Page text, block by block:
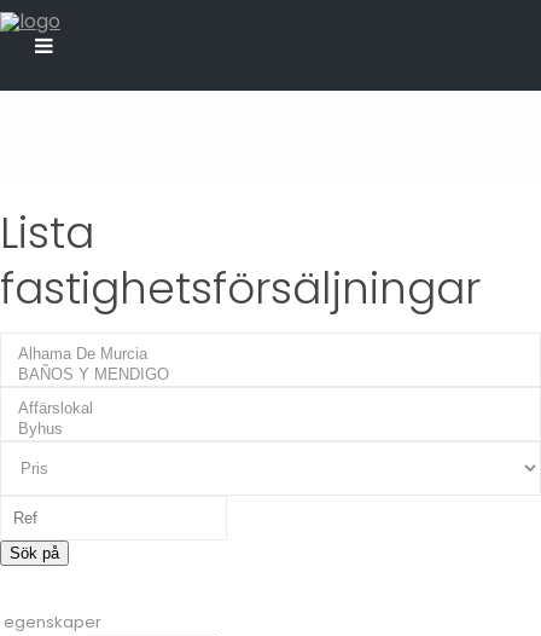
Lista
fastighetsförsäljningar
Sök på
egenskaper